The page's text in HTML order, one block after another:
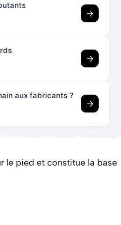
→
→
aux fabricants ?
→
le pied et constitue la base